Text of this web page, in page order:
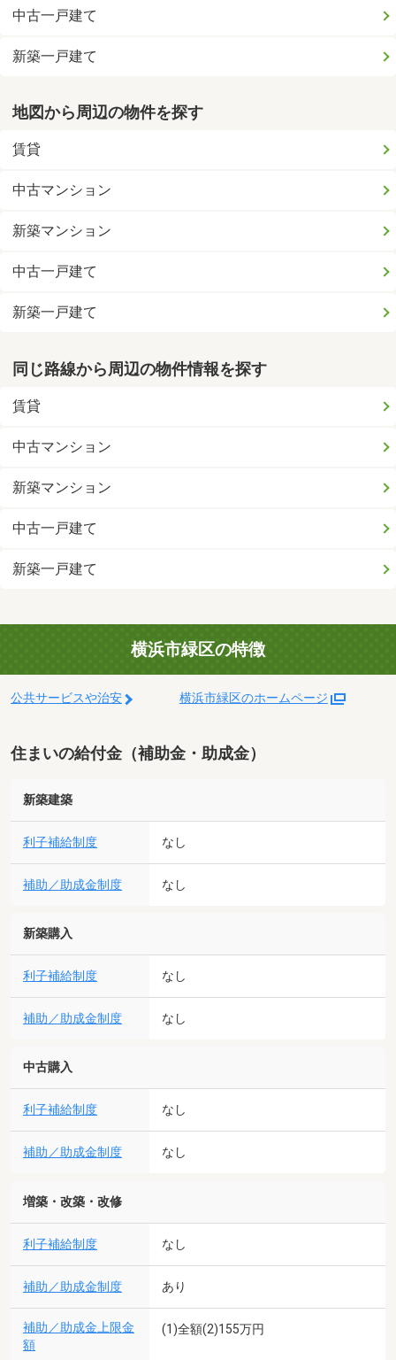
中古一戸建て
新築一戸建て
地図から周辺の物件を探す
賃貸
中古マンション
新築マンション
中古一戸建て
新築一戸建て
同じ路線から周辺の物件情報を探す
賃貸
中古マンション
新築マンション
中古一戸建て
新築一戸建て
横浜市緑区の特徴
公共サービスや治安 横浜市緑区のホームページ
住まいの給付金（補助金・助成金）
新築建築
利子補給制度 なし
補助／助成金制度 なし
新築購入
利子補給制度 なし
補助／助成金制度 なし
中古購入
利子補給制度 なし
補助／助成金制度 なし
増築・改築・改修
利子補給制度 なし
補助／助成金制度 あり
補助／助成金上限金
額
(1)全額(2)155万円